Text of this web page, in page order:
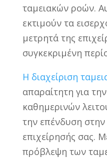
ταμειακών ροών.
εκτιμούν τα
μετρητά της
συγκεκριμένη
Η διαχείριση
απαραίτητη για
καθημερινών
την επένδυση
επιχείρησής σας.
πρόβλεψη των